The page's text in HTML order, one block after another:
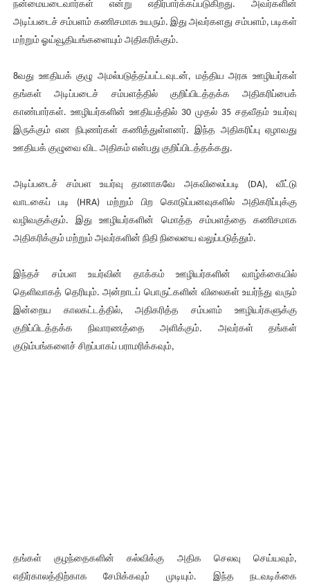
நன்மையடைவார்கள் என்று எதிர்பார்க்கப்படுகிறது. அவர்களின்
அடிப்படைச் சம்பளம் கணிசமாக உயரும். இது அவர்களது சம்பளம், படிகள்
மற்றும் ஓய்வூதியங்களையும் அதிகரிக்கும்.
8வது ஊதியக் குழு அமல்படுத்தப்பட்டவுடன், மத்திய அரசு ஊழியர்கள்
தங்கள் அடிப்படைச் சம்பளத்தில் குறிப்பிடத்தக்க அதிகரிப்பைக்
காண்பார்கள். ஊழியர்களின் ஊதியத்தில் 30 முதல் 35 சதவீதம் உயர்வு
இருக்கும் என நிபுணர்கள் கணித்துள்ளனர். இந்த அதிகரிப்பு ஏழாவது
ஊதியக் குழுவை விட அதிகம் என்பது குறிப்பிடத்தக்கது.
அடிப்படைச் சம்பள உயர்வு தானாகவே அகவிலைப்படி (DA), வீட்டு
வாடகைப் படி (HRA) மற்றும் பிற கொடுப்பனவுகளில் அதிகரிப்புக்கு
வழிவகுக்கும். இது ஊழியர்களின் மொத்த சம்பளத்தை கணிசமாக
அதிகரிக்கும் மற்றும் அவர்களின் நிதி நிலையை வலுப்படுத்தும்.
இந்தச் சம்பள உயர்வின் தாக்கம் ஊழியர்களின் வாழ்க்கையில்
தெளிவாகத் தெரியும். அன்றாடப் பொருட்களின் விலைகள் உயர்ந்து வரும்
இன்றைய காலகட்டத்தில், அதிகரித்த சம்பளம் ஊழியர்களுக்கு
குறிப்பிடத்தக்க நிவாரணத்தை அளிக்கும். அவர்கள் தங்கள்
குடும்பங்களைச் சிறப்பாகப் பராமரிக்கவும்,
தங்கள் குழந்தைகளின் கல்விக்கு அதிக செலவு செய்யவும்,
எதிர்காலத்திற்காக சேமிக்கவும் முடியும். இந்த நடவடிக்கை